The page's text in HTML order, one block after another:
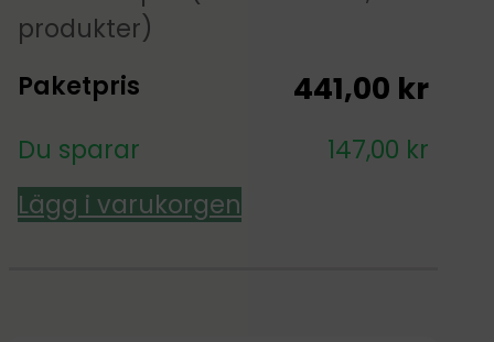
produkter)
Paketpris 441,00 kr
Du sparar 147,00 kr
Lägg i varukorgen